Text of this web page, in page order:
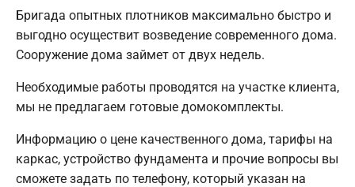
Бригада опытных плотников максимально быстро и
выгодно осуществит возведение современного дома.
Сооружение дома займет от двух недель.
Необходимые работы проводятся на участке клиента,
мы не предлагаем готовые домокомплекты.
Информацию о цене качественного дома, тарифы на
каркас, устройство фундамента и прочие вопросы вы
сможете задать по телефону, который указан на